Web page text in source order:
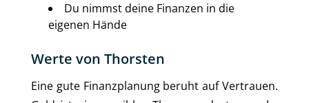
Du nimmst deine Finanzen in die
eigenen Hände
Werte von Thorsten
Eine gute Finanzplanung beruht auf Vertrauen.